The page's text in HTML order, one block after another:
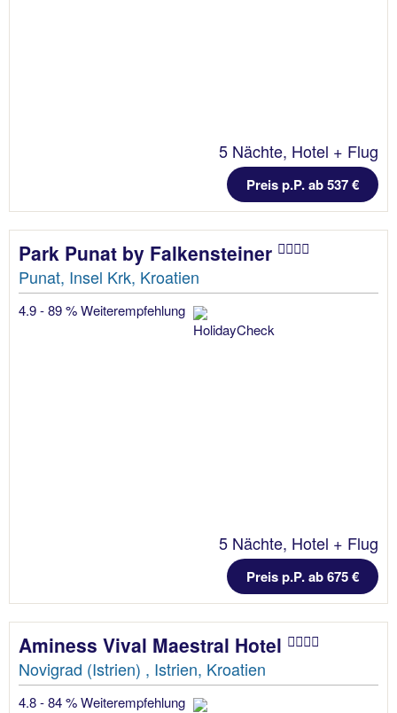
5 Nächte, Hotel + Flug
Preis p.P. ab 537 €
Park Punat by Falkensteiner
Punat, Insel Krk, Kroatien
4.9 - 89 % Weiterempfehlung
5 Nächte, Hotel + Flug
Preis p.P. ab 675 €
Aminess Vival Maestral Hotel
Novigrad (Istrien) , Istrien, Kroatien
4.8 - 84 % Weiterempfehlung